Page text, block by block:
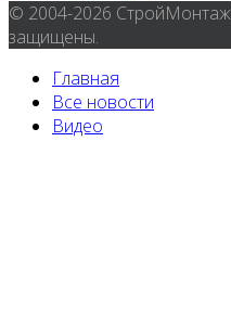
© 2004-2026
защищены.
Главная
Все новости
Видео